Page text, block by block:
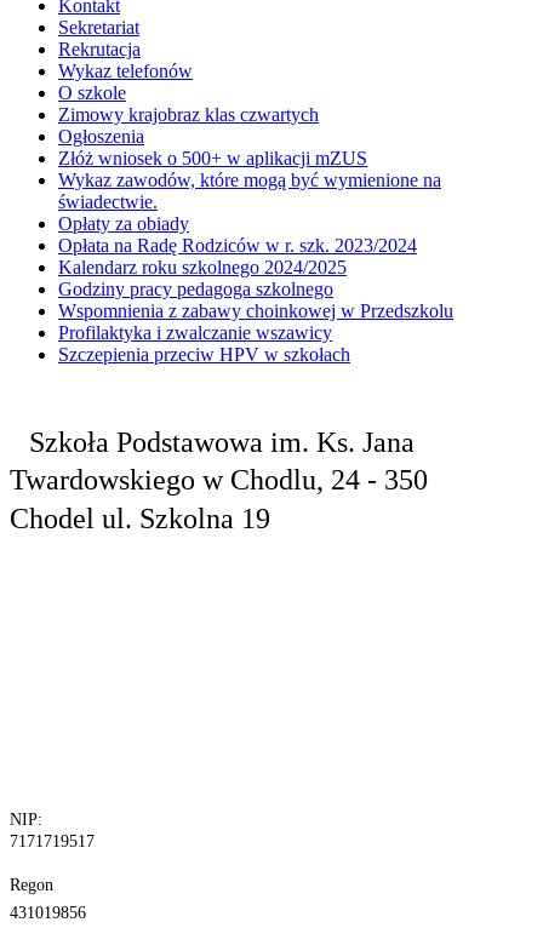
Kontakt
Sekretariat
Rekrutacja
Wykaz telefonów
O szkole
Zimowy krajobraz klas czwartych
Ogłoszenia
Złóż wniosek o 500+ w aplikacji mZUS
Wykaz zawodów, które mogą być wymienione na
świadectwie.
Opłaty za obiady
Opłata na Radę Rodziców w r. szk. 2023/2024
Kalendarz roku szkolnego 2024/2025
Godziny pracy pedagoga szkolnego
Wspomnienia z zabawy choinkowej w Przedszkolu
Profilaktyka i zwalczanie wszawicy
Szczepienia przeciw HPV w szkołach
Szkoła Podstawowa im. Ks. Jana
Twardowskiego w Chodlu, 24 - 350
Chodel ul. Szkolna 19
NIP:
7171719517
Regon
431019856